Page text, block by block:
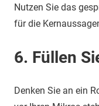
Nutzen Sie das
für die
6. Füllen
Denken Sie an ein